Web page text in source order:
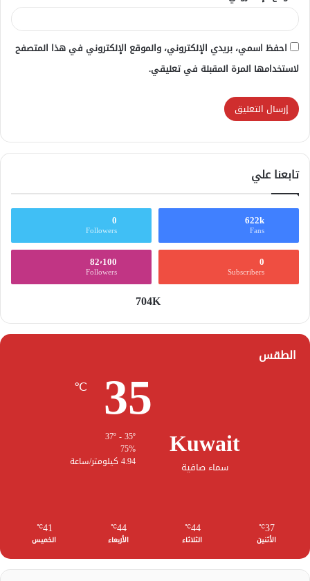
احفظ اسمي، بريدي الإلكتروني، والموقع الإلكتروني في هذا المتصفح
لاستخدامها المرة المقبلة في تعليقي.
تابعنا علي
622k
Fans
0
Followers
0
Subscribers
82٬100
Followers
704K
الطقس
Kuwait
سماء صافية
35
℃
75%
4.94 كيلومتر/ساعة
37
℃
الأثنين
44
℃
الثلاثاء
44
℃
الأربعاء
41
℃
الخميس